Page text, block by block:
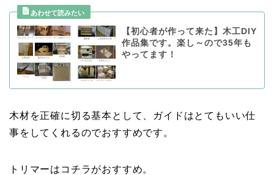
【初心者が作って来た】木工DIY
作品集です。楽し～ので35年も
やってます！
木材を正確に切る基本として、ガイドはとてもいい仕
事をしてくれるのでおすすめです。
トリマーはコチラがおすすめ。